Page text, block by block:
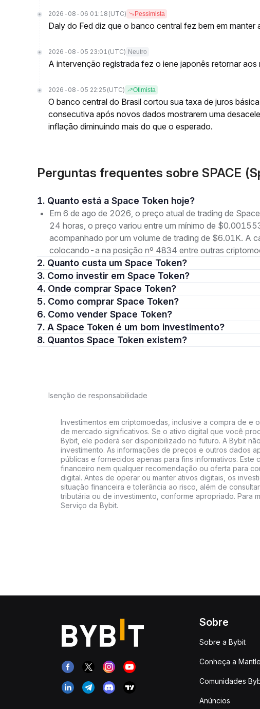
2026-08-06 01:18 (UTC) Pessimista
Daly do Fed diz que o banco central fez bem em
2026-08-05 23:01 (UTC) Neutro
A intervenção registrada fez o iene japonês retornar aos
2026-08-05 22:25 (UTC) Otimista
O banco central do Brasil cortou sua taxa de juros
consecutiva após novos dados mostrarem uma
inflação diminuindo mais do que o esperado.
Perguntas frequentes sobre SPACE
1. Quanto está a Space Token hoje?
Em 6 de ago de 2026, o preço atual de trading de
24 horas, o preço variou entre um mínimo de
acompanhado por um volume de trading de $6.01K. A
colocando-a na posição nº 4834 entre outras
2. Quanto custa um Space Token?
3. Como investir em Space Token?
4. Onde comprar Space Token?
5. Como comprar Space Token?
6. Como vender Space Token?
7. A Space Token é um bom investimento?
8. Quantos Space Token existem?
Isenção de responsabilidade
Investimentos em criptomoedas, inclusive a compra de e
de mercado significativos. Se o ativo digital que você
Bybit, ele poderá ser disponibilizado no futuro. A Bybit
investimento. As informações de preços e outros dados
públicas e fornecidos apenas para fins informativos. Este
financeiro nem qualquer recomendação ou oferta para
digital. Antes de operar ou manter ativos digitais, os
situação financeira e tolerância ao risco, além de
tributária ou de investimento, conforme apropriado. Para
Serviço da Bybit.
Sobre
Sobre a Bybit
Conheça a Mantle
Comunidades
Anúncios